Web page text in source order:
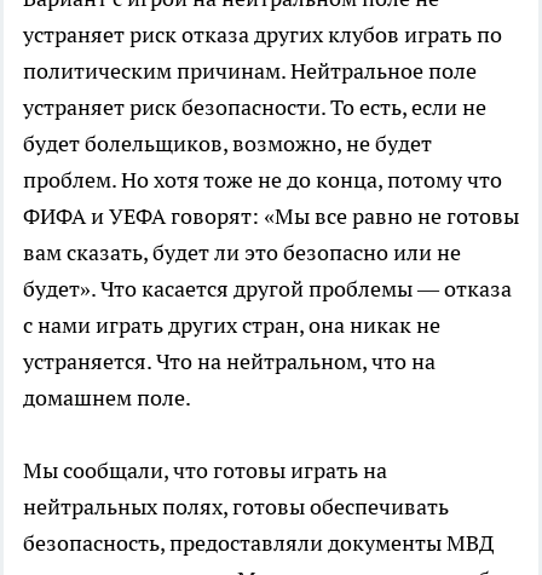
устраняет риск отказа других клубов играть по
политическим причинам. Нейтральное поле
устраняет риск безопасности. То есть, если не
будет болельщиков, возможно, не будет
проблем. Но хотя тоже не до конца, потому что
ФИФА и УЕФА говорят: «Мы все равно не готовы
вам сказать, будет ли это безопасно или не
будет». Что касается другой проблемы — отказа
с нами играть других стран, она никак не
устраняется. Что на нейтральном, что на
домашнем поле.
Мы сообщали, что готовы играть на
нейтральных полях, готовы обеспечивать
безопасность, предоставляли документы МВД